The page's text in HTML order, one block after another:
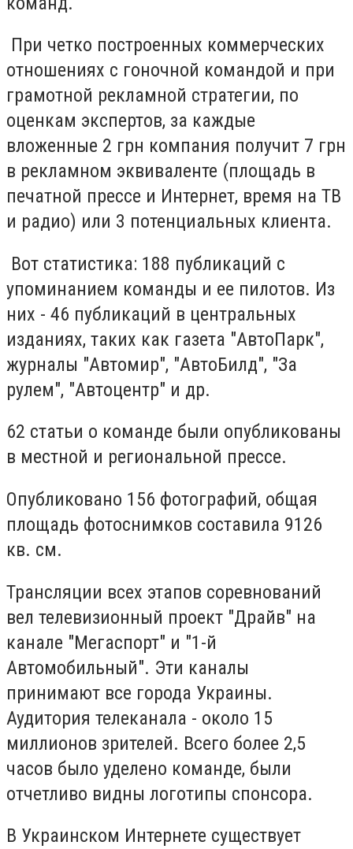
При четко построенных коммерческих
отношениях с гоночной командой и при
грамотной рекламной стратегии, по
оценкам экспертов, за каждые
вложенные 2 грн компания получит 7 грн
в рекламном эквиваленте (площадь в
печатной прессе и Интернет, время на ТВ
и радио) или 3 потенциальных клиента.
Вот статистика: 188 публикаций с
упоминанием команды и ее пилотов. Из
них - 46 публикаций в центральных
изданиях, таких как газета "АвтоПарк",
журналы "Автомир", "АвтоБилд", "За
рулем", "Автоцентр" и др.
62 статьи о команде были опубликованы
в местной и региональной прессе.
Опубликовано 156 фотографий, общая
площадь фотоснимков составила 9126
кв. см.
Трансляции всех этапов соревнований
вел телевизионный проект "Драйв" на
канале "Мегаспорт" и "1-й
Автомобильный". Эти каналы
принимают все города Украины.
Аудитория телеканала - около 15
миллионов зрителей. Всего более 2,5
часов было уделено команде, были
отчетливо видны логотипы спонсора.
В Украинском Интернете существует